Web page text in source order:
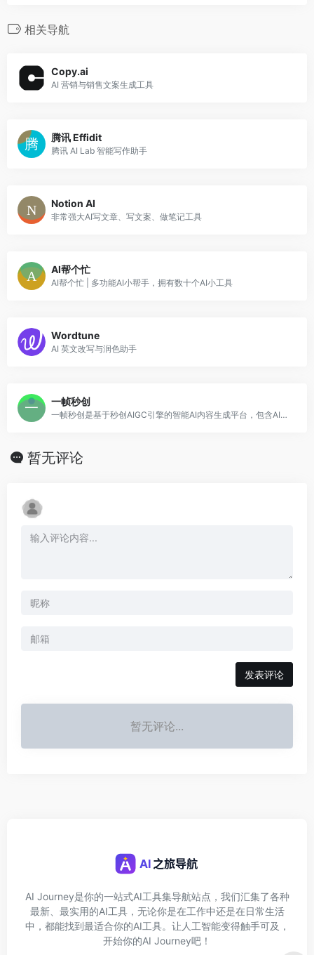
相关导航
Copy.ai
AI 营销与销售文案生成工具
腾讯 Effidit
腾讯 AI Lab 智能写作助手
Notion AI
非常强大AI写文章、写文案、做笔记工具
AI帮个忙
AI帮个忙 | 多功能AI小帮手，拥有数十个AI小工具
Wordtune
AI 英文改写与润色助手
一帧秒创
一帧秒创是基于秒创AIGC引擎的智能AI内容生成平台，包含AI图文转视频、AI作画创作平台AI帮写，智能一键百家号、公众号、头条号、搜狐号、新浪微博等图文、文章转视频，为企业及自媒体提供一站式视频生产和AI作画的营销神器，全面提升内容创作效率。
暂无评论
发表评论
暂无评论...
AI Journey是你的一站式AI工具集导航站点，我们汇集了各种
最新、最实用的AI工具，无论你是在工作中还是在日常生活
中，都能找到最适合你的AI工具。让人工智能变得触手可及，
开始你的AI Journey吧！